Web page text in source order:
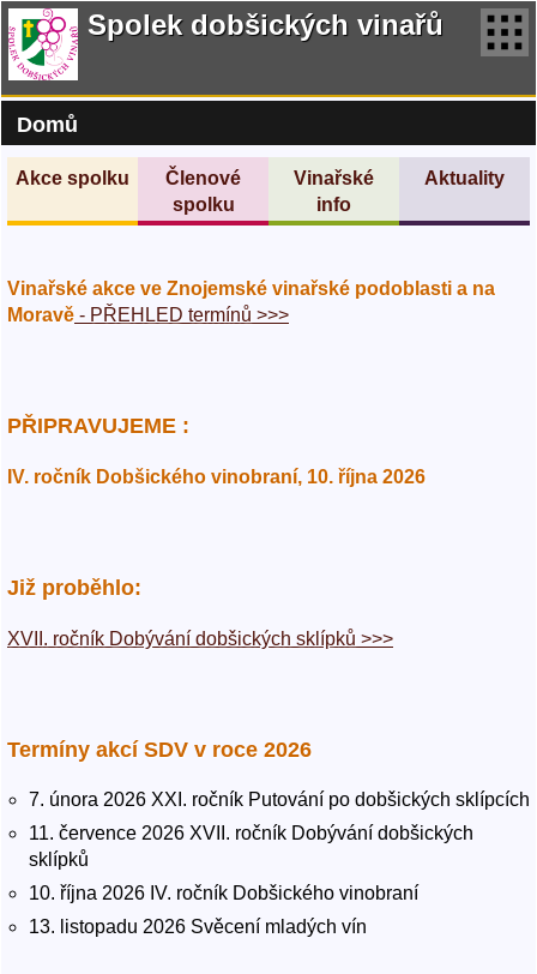
Spolek dobšických vinařů
Domů
Akce spolku
Členové
spolku
Vinařské
info
Aktuality
Vinařské akce ve Znojemské vinařské podoblasti a na
Moravě - PŘEHLED termínů >>>
PŘIPRAVUJEME :
IV. ročník Dobšického vinobraní, 10. října 2026
Již proběhlo:
XVII. ročník Dobývání dobšických sklípků >>>
Termíny akcí SDV v roce 2026
7. února 2026 XXI. ročník Putování po dobšických sklípcích
11. července 2026 XVII. ročník Dobývání dobšických
sklípků
10. října 2026 IV. ročník Dobšického vinobraní
13. listopadu 2026 Svěcení mladých vín